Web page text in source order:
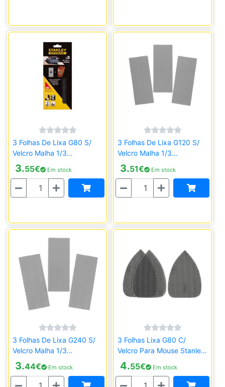
3 Folhas De Lixa G80 S/
Velcro Malha 1/3
93X230mm Stanley
STA39052-XJ
3.55€ Em stock
Quantidade
3 Folhas De Lixa G120 S/
Velcro Malha 1/3
93X190mm Stanley
STA39057-XJ
3.51€ Em stock
Quantidade
3 Folhas De Lixa G240 S/
Velcro Malha 1/3
93X190mm Stanley
STA39062-XJ
3.44€ Em stock
Quantidade
3 Folhas Lixa G80 C/
Velcro Para Mouse Stanley
STA39122-XJ
4.55€ Em stock
Quantidade